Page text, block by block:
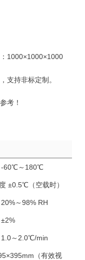
1000×1000×1000
支持非标定制。
考！
-60℃～180℃
±0.5℃（空载时）
20%～98% RH
±2%
1.0～2.0℃/min
（有效视